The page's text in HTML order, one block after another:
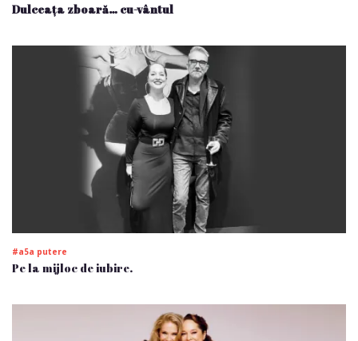
Dulceața zboară… cu-vântul
#a5a putere
Pe la mijloc de iubire.